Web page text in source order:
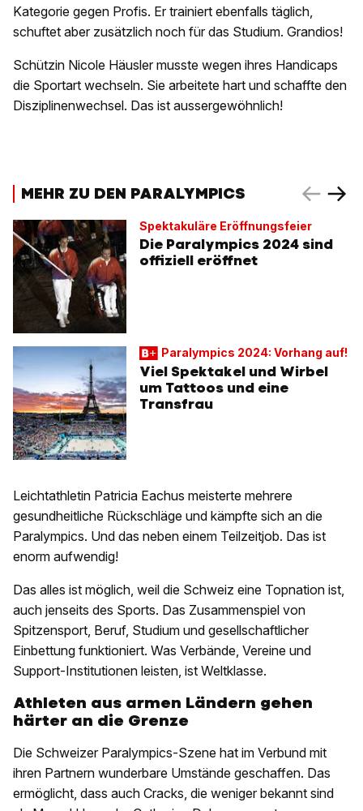
Kategorie gegen Profis. Er trainiert ebenfalls täglich,
schuftet aber zusätzlich noch für das Studium. Grandios!
Schützin Nicole Häusler musste wegen ihres Handicaps
die Sportart wechseln. Sie arbeitete hart und schaffte den
Disziplinenwechsel. Das ist aussergewöhnlich!
MEHR ZU DEN PARALYMPICS
Spektakuläre Eröffnungsfeier
Die Paralympics 2024 sind
offiziell eröffnet
Paralympics 2024: Vorhang auf!
Viel Spektakel und Wirbel
um Tattoos und eine
Transfrau
Leichtathletin Patricia Eachus meisterte mehrere
gesundheitliche Rückschläge und kämpfte sich an die
Paralympics. Und das neben einem Teilzeitjob. Das ist
enorm aufwendig!
Das alles ist möglich, weil die Schweiz eine Topnation ist,
auch jenseits des Sports. Das Zusammenspiel von
Spitzensport, Beruf, Studium und gesellschaftlicher
Einbettung funktioniert. Was Verbände, Vereine und
Support-Institutionen leisten, ist Weltklasse.
Athleten aus armen Ländern gehen
härter an die Grenze
Die Schweizer Paralympics-Szene hat im Verbund mit
ihren Partnern wunderbare Umstände geschaffen. Das
ermöglicht, dass auch Cracks, die weniger bekannt sind